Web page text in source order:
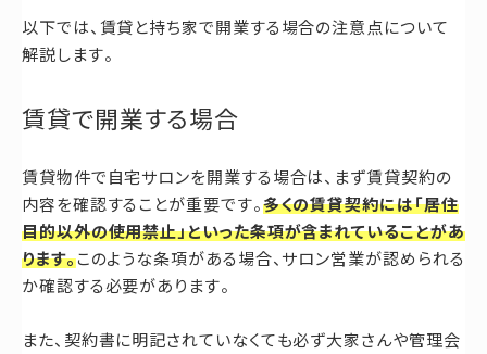
以下では、賃貸と持ち家で開業する場合の注意点について
解説します。
賃貸で開業する場合
賃貸物件で自宅サロンを開業する場合は、まず賃貸契約の
内容を確認することが重要です。多くの賃貸契約には「居住
目的以外の使用禁止」といった条項が含まれていることがあ
ります。このような条項がある場合、サロン営業が認められる
か確認する必要があります。
また、契約書に明記されていなくても必ず大家さんや管理会